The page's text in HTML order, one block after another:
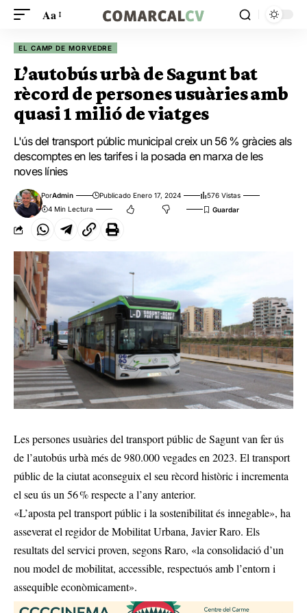
Aa
EL CAMP DE MORVEDRE
L’autobús urbà de Sagunt bat
rècord de persones usuàries amb
quasi 1 milió de viatges
L'ús del transport públic municipal creix un 56 % gràcies als
descomptes en les tarifes i la posada en marxa de les
noves línies
PorAdmin Publicado Enero 17, 2024
576 Vistas
4 Min Lectura
Les persones usuàries del transport públic de Sagunt van fer ús
de l’autobús urbà més de 980.000 vegades en 2023. El transport
públic de la ciutat aconseguix el seu rècord històric i incrementa
el seu ús un 56 % respecte a l’any anterior.
«L’aposta pel transport públic i la sostenibilitat és innegable», ha
asseverat el regidor de Mobilitat Urbana, Javier Raro. Els
resultats del servici proven, segons Raro, «la consolidació d’un
nou model de mobilitat, accessible, respectuós amb l’entorn i
assequible econòmicament».